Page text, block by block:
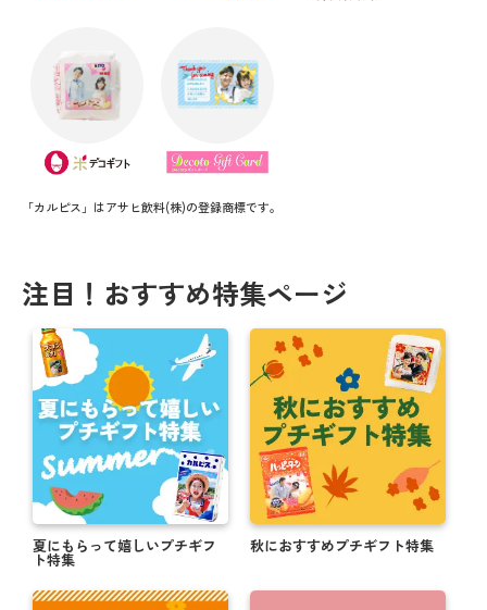
「カルピス」はアサヒ飲料(株)の登録商標です。
注目！おすすめ特集ページ
夏にもらって嬉しいプチギフ
ト特集
秋におすすめプチギフト特集